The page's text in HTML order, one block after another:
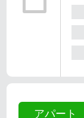
アパート